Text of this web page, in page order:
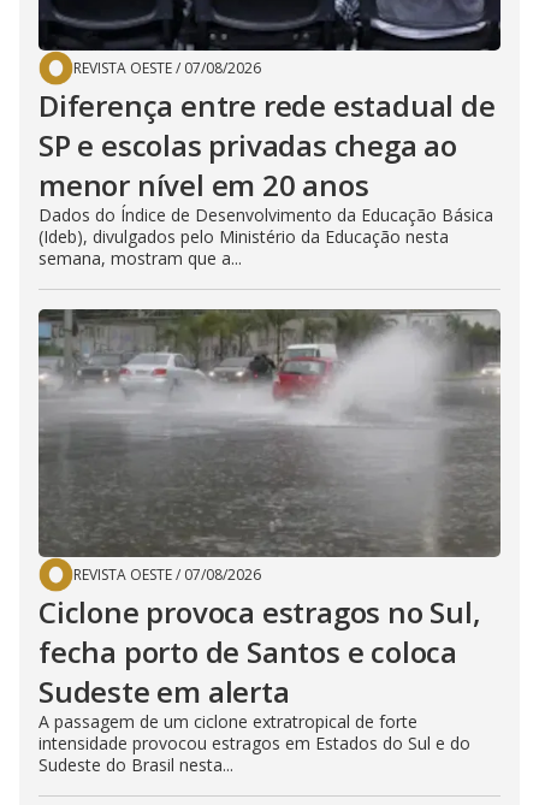
REVISTA OESTE/ 07/08/2026
Diferença entre rede estadual de
SP e escolas privadas chega ao
menor nível em 20 anos
Dados do Índice de Desenvolvimento da Educação Básica
(Ideb), divulgados pelo Ministério da Educação nesta
semana, mostram que a...
REVISTA OESTE/ 07/08/2026
Ciclone provoca estragos no Sul,
fecha porto de Santos e coloca
Sudeste em alerta
A passagem de um ciclone extratropical de forte
intensidade provocou estragos em Estados do Sul e do
Sudeste do Brasil nesta...